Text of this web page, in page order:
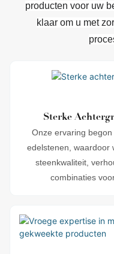
producten voor uw
klaar om u met
Sterke
Onze ervaring
edelstenen, waardoor
steenkwaliteit,
combinaties